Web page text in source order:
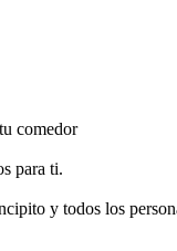
comedor
para ti.
y todos los